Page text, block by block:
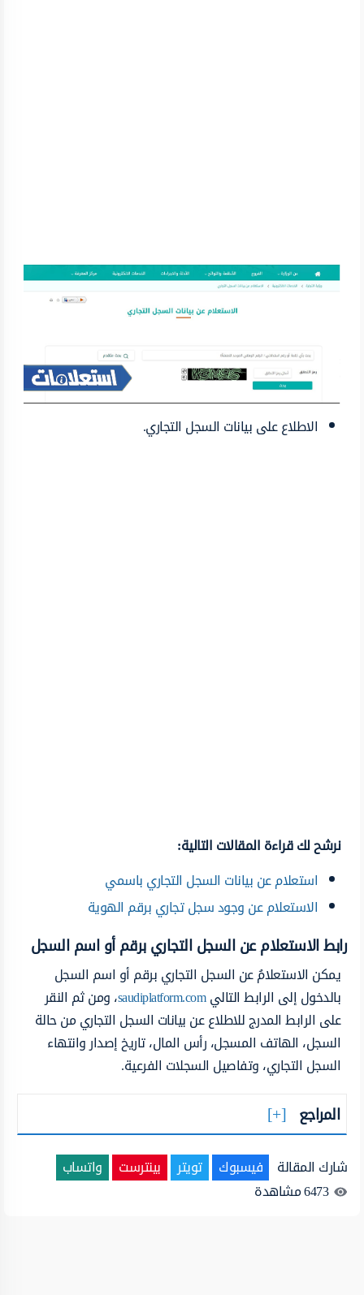
الاطلاع على بيانات السجل التجاري.
نرشح لك قراءة المقالات التالية:
استعلام عن بيانات السجل التجاري باسمي
الاستعلام عن وجود سجل تجاري برقم الهوية
رابط الاستعلام عن السجل التجاري برقم أو اسم السجل
يمكن الاستعلامُ عن السجل التجاري برقم أو اسم السجل
بالدخول إلى الرابط التاليsaudiplatform.com، ومن ثم النقر
على الرابط المدرج للاطلاع عن بيانات السجل التجاري من حالة
السجل، الهاتف المسجل، رأس المال، تاريخ إصدار وانتهاء
السجل التجاري، وتفاصيل السجلات الفرعية.
المراجع
شارك المقالة فيسبوك تويتر بينترست
واتساب
6473مشاهدة